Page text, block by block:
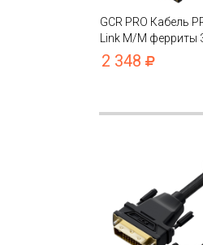
GCR PRO Кабель
Link M/M ферриты
оплетке нейлон
2 348